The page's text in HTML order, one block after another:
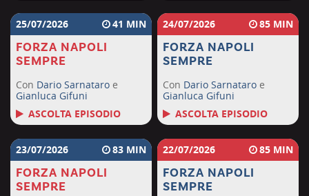
25/07/2026 41
FORZA NAPOLI
SEMPRE
Con Dario Sarnataro e
Gianluca Gifuni
ASCOLTA EPISODIO
24/07/2026 85
FORZA NAPOLI
SEMPRE
Con Dario Sarnataro e
Gianluca Gifuni
ASCOLTA EPISODIO
23/07/2026 83
FORZA NAPOLI
SEMPRE
22/07/2026 85
FORZA NAPOLI
SEMPRE